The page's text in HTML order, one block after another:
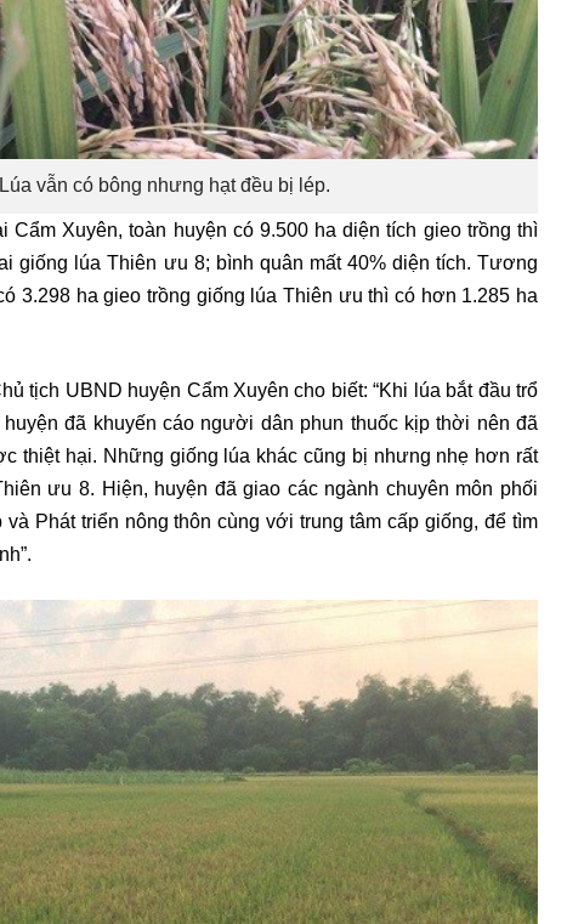
Lúa vẫn có bông nhưng hạt đều bị lép.
Cẩm Xuyên, toàn huyện có 9.500 ha diện tích gieo trồng thì
giống lúa Thiên ưu 8; bình quân mất 40% diện tích. Tương
3.298 ha gieo trồng giống lúa Thiên ưu thì có hơn 1.285 ha
tịch UBND huyện Cẩm Xuyên cho biết: “Khi lúa bắt đầu trổ
đã khuyến cáo người dân phun thuốc kịp thời nên đã
thiệt hại. Những giống lúa khác cũng bị nhưng nhẹ hơn rất
ưu 8. Hiện, huyện đã giao các ngành chuyên môn phối
Phát triển nông thôn cùng với trung tâm cấp giống, để tìm